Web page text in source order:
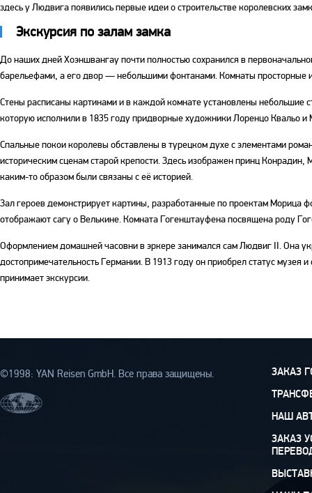
здесь у Людвига появились первые идеи о строительстве королевских
Экскурсия по залам замка
До наших дней Хоэншвангау почти полностью сохранился в
барельефами, а его двор — небольшими фонтанами. Комнаты просторные
Стены расписаны картинами и в каждой комнате установлены
которую исполнили в 1835 году придворные художники Лоренцо Квальо и
Спальные покои королевы обставлены в турецком духе с элементами
историческим сценам старой крепости. Здесь изображен принц
каким-то образом были связаны с её историей.
Зал героев демонстрирует картины, разработанные по проектам
отображают сагу о Велькине. Комната Гогенштауфена посвящена роду
Оформлением домашней часовни в эркере занимался сам Людвиг II. Она
достопримечательность Германии. В 1913 году он приобрел статус
принимает экскурсии.
©1998: YAN Rеisen GmbH. Все права защищены.
ЗАКАЗ
НАШ
ЗАКАЗ